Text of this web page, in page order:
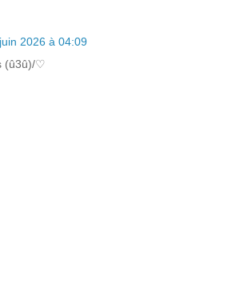
2026 à 04:09
(û3û)/♡